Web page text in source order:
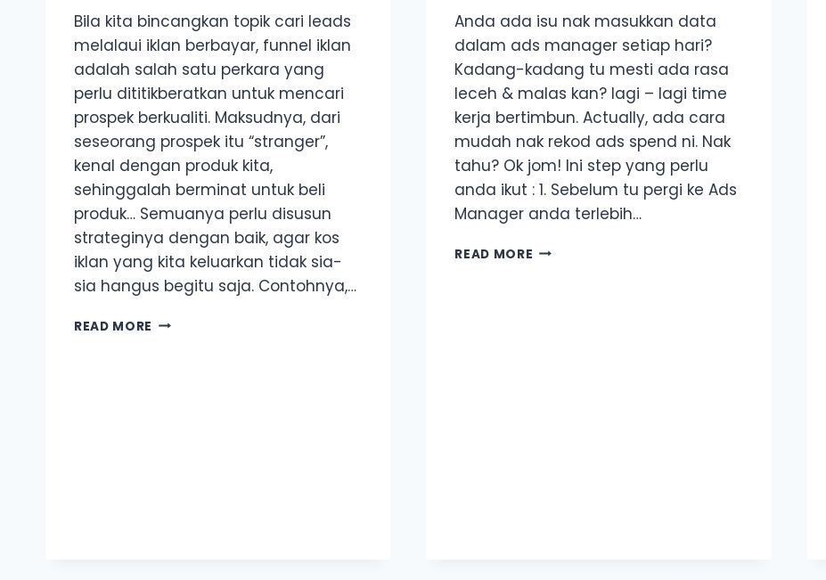
Bila kita bincangkan topik cari leads
melalaui iklan berbayar, funnel iklan
adalah salah satu perkara yang
perlu dititikberatkan untuk mencari
prospek berkualiti. Maksudnya, dari
seseorang prospek itu “stranger”,
kenal dengan produk kita,
sehinggalah berminat untuk beli
produk… Semuanya perlu disusun
strateginya dengan baik, agar kos
iklan yang kita keluarkan tidak sia-
sia hangus begitu saja. Contohnya,…
READ MORE IKLAN
Anda ada isu nak masukkan data
dalam ads manager setiap hari?
Kadang-kadang tu mesti ada rasa
leceh & malas kan? lagi – lagi time
kerja bertimbun. Actually, ada cara
mudah nak rekod ads spend ni. Nak
tahu? Ok jom! Ini step yang perlu
anda ikut : 1. Sebelum tu pergi ke Ads
Manager anda terlebih…
READ MORE NAK